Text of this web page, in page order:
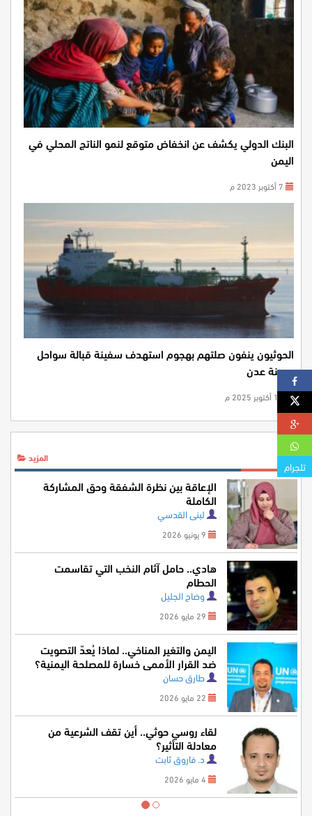
البنك الدولي يكشف عن انخفاض متوقع لنمو الناتج المحلي في
اليمن
الحوثيون ينفون صلتهم بهجوم استهدف سفينة قبالة سواحل
مدينة عدن
آراء المزيد
الإعاقة بين نظرة الشفقة وحق المشاركة
الكاملة
لبنى القدسي
هادي.. حامل آثام النخب التي تقاسمت
الحطام
وضاح الجليل
اليمن والتغير المناخي.. لماذا يُعدّ التصويت
ضد القرار الأممي خسارة للمصلحة اليمنية؟
طارق حسان
لقاء روسي حوثي.. أين تقف الشرعية من
معادلة التأثير؟
د. فاروق ثابت
تلجرام